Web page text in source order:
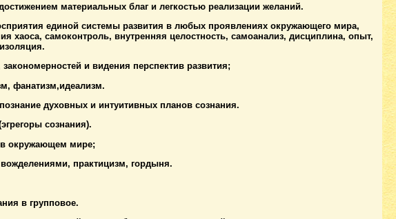
материальных благ и легкостью реализации желаний.
единой системы развития в любых проявлениях окружающего мира,
хаоса, самоконтроль, внутренняя целостность, самоанализ, дисциплина, опыт,
и видения перспектив развития;
фанатизм,идеализм.
духовных и интуитивных планов сознания.
сознания).
окружающем мире;
практицизм, гордыня.
в групповое.